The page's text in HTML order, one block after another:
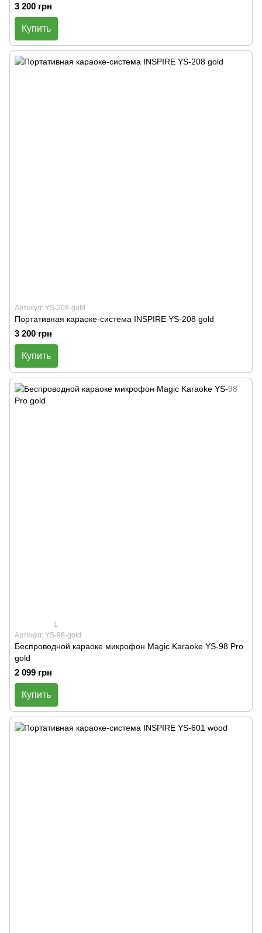
3 200 грн
Купить
Артикул: YS-208-gold
Портативная караоке-система INSPIRE YS-208 gold
3 200 грн
Купить
1
Артикул: YS-98-gold
Беспроводной караоке микрофон Magic Karaoke YS-98 Pro
gold
2 099 грн
Купить